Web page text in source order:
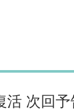
活 次回